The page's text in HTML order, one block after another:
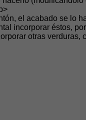
el acabado se lo
incorporar éstos,
otras verduras,